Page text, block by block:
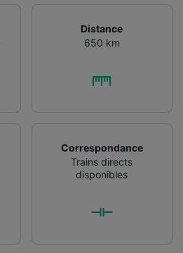
Distance
650 km
Correspondance
Trains directs
disponibles